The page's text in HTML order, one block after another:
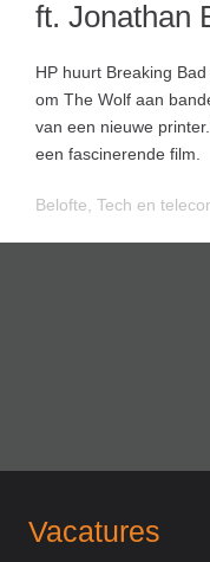
ft. Jonathan
HP huurt Breaking
om The Wolf aan
van een nieuwe
een fascinerende film.
Belofte Tech en
Vacatures